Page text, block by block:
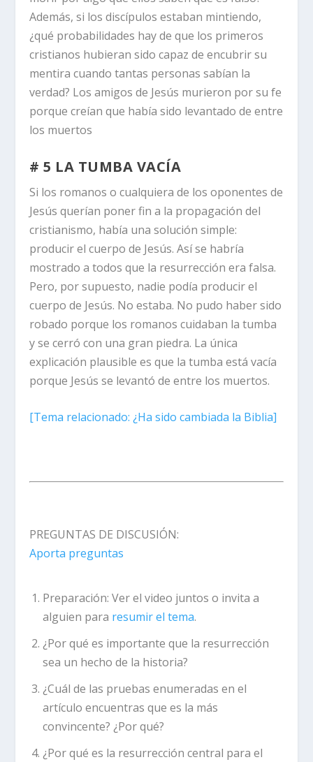
Además, si los discípulos estaban mintiendo,
¿qué probabilidades hay de que los primeros
cristianos hubieran sido capaz de encubrir su
mentira cuando tantas personas sabían la
verdad? Los amigos de Jesús murieron por su fe
porque creían que había sido levantado de entre
los muertos
# 5 LA TUMBA VACÍA
Si los romanos o cualquiera de los oponentes de
Jesús querían poner fin a la propagación del
cristianismo, había una solución simple:
producir el cuerpo de Jesús. Así se habría
mostrado a todos que la resurrección era falsa.
Pero, por supuesto, nadie podía producir el
cuerpo de Jesús. No estaba. No pudo haber sido
robado porque los romanos cuidaban la tumba
y se cerró con una gran piedra. La única
explicación plausible es que la tumba está vacía
porque Jesús se levantó de entre los muertos.
[Tema relacionado: ¿Ha sido cambiada la Biblia]
PREGUNTAS DE DISCUSIÓN:
Aporta preguntas
Preparación: Ver el video juntos o invita a
alguien para resumir el tema.
¿Por qué es importante que la resurrección
sea un hecho de la historia?
¿Cuál de las pruebas enumeradas en el
artículo encuentras que es la más
convincente? ¿Por qué?
¿Por qué es la resurrección central para el